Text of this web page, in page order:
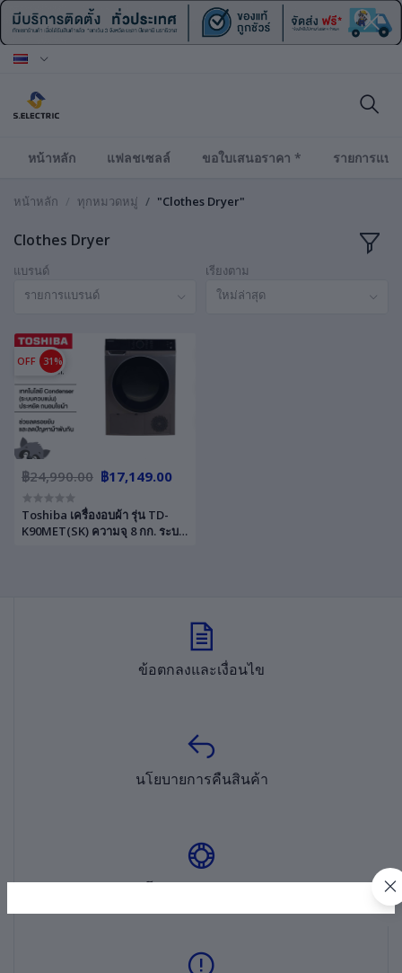
หน้าหลัก แฟลชเซลล์ ขอใบเสนอราคา * รายการแบ
หน้าหลัก ทุกหมวดหมู่ "Clothes Dryer"
Clothes Dryer
แบรนด์
รายการแบรนด์
เรียงตาม
ใหม่ล่าสุด
OFF 31%
฿24,990.00 ฿17,149.00
Toshiba เครื่องอบผ้า รุ่น TD-
K90MET(SK) ความจุ 8 กก. ระบบ
ข้อตกลงและเงื่อนไข
นโยบายการคืนสินค้า
นโยบายการสนับสนุน